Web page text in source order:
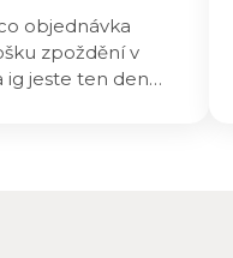
objednávka
zpoždění v
ig jeste ten den